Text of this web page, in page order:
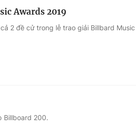
Awards 2019
2 đề cử trong lễ trao giải Billbard Music
Billboard 200.